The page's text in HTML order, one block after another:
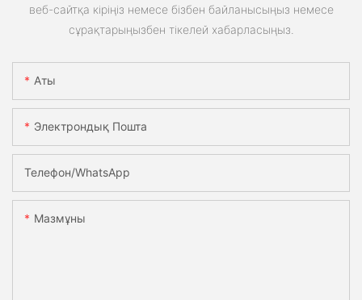
веб-сайтқа кіріңіз немесе бізбен байланысыңыз немесе
сұрақтарыңызбен тікелей хабарласыңыз.
Аты
Электрондық Пошта
Телефон/whatsApp
Мазмұны